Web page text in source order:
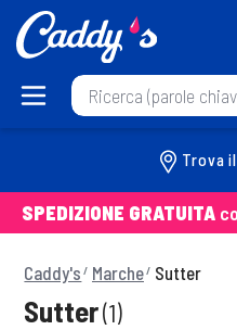
Trova
SPEDIZIONE GRATUITA
Caddy's Marche Sutter
Sutter(1)